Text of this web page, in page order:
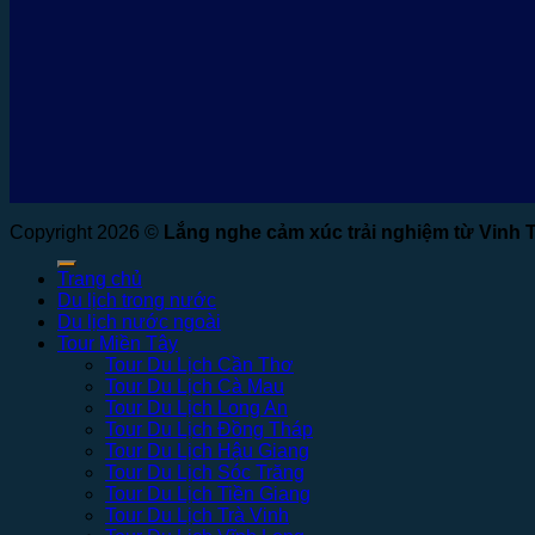
Copyright 2026 © Lắng nghe cảm xúc trải nghiệm từ Vinh
Trang chủ
Du lịch trong nước
Du lịch nước ngoài
Tour Miền Tây
Tour Du Lịch Cần Thơ
Tour Du Lịch Cà Mau
Tour Du Lịch Long An
Tour Du Lịch Đồng Tháp
Tour Du Lịch Hậu Giang
Tour Du Lịch Sóc Trăng
Tour Du Lịch Tiền Giang
Tour Du Lịch Trà Vinh